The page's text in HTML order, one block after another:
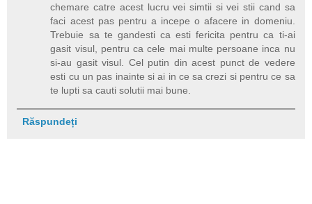
chemare catre acest lucru vei simtii si vei stii cand sa
faci acest pas pentru a incepe o afacere in domeniu.
Trebuie sa te gandesti ca esti fericita pentru ca ti-ai
gasit visul, pentru ca cele mai multe persoane inca nu
si-au gasit visul. Cel putin din acest punct de vedere
esti cu un pas inainte si ai in ce sa crezi si pentru ce sa
te lupti sa cauti solutii mai bune.
Răspundeți